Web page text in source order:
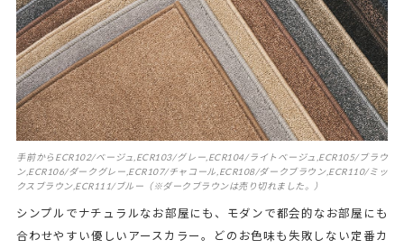
手前からECR102/ベージュ,ECR103/グレー,ECR104/ライトベージュ,ECR105/ブラウ
ン,ECR106/ダークグレー,ECR107/チャコール,ECR108/ダークブラウン,ECR110/ミッ
クスブラウン,ECR111/ブルー（※ダークブラウンは売り切れました。）
シンプルでナチュラルなお部屋にも、モダンで都会的なお部屋にも
合わせやすい優しいアースカラー。どのお色味も失敗しない定番カ